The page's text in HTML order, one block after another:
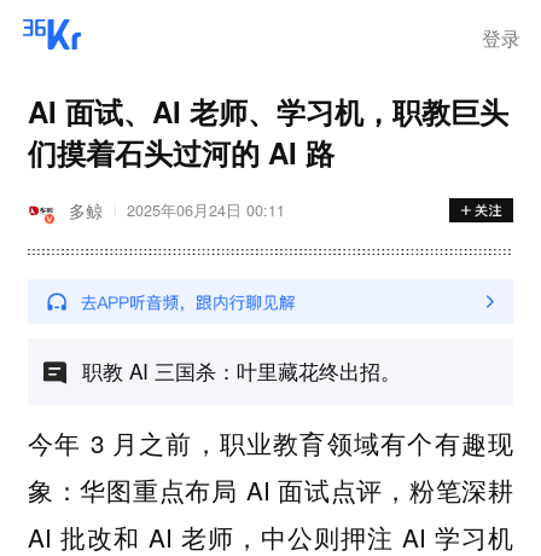
登录
AI 面试、AI 老师、学习机，职教巨头
们摸着石头过河的 AI 路
多鲸 2025年06月24日 00:11
职教 AI 三国杀：叶里藏花终出招。
今年 3 月之前，职业教育领域有个有趣现
象：华图重点布局 AI 面试点评，粉笔深耕
AI 批改和 AI 老师，中公则押注 AI 学习机